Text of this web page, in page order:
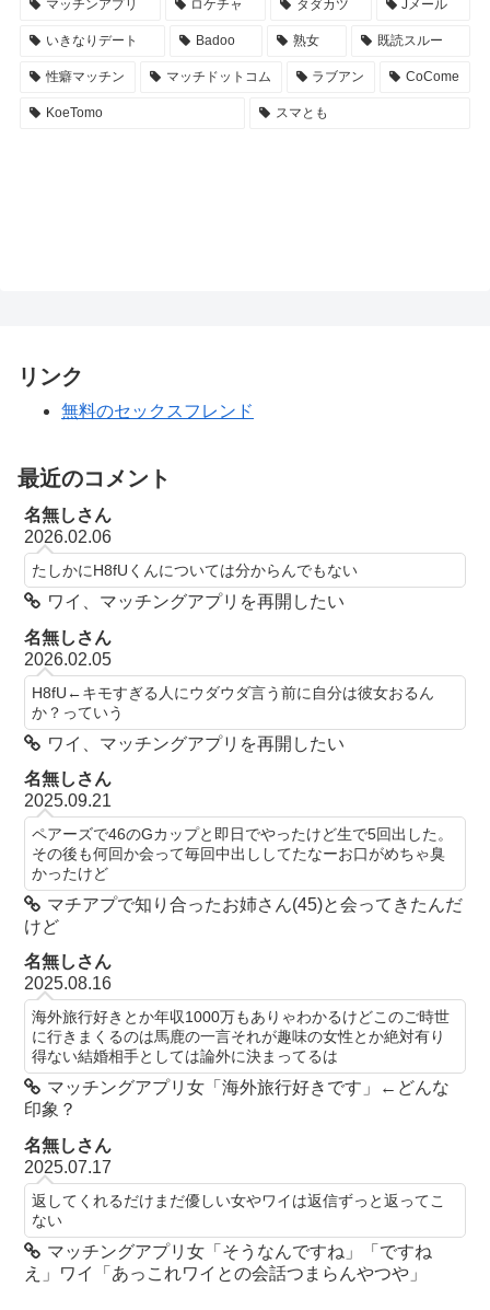
マッチンアプリ ロケチャ タダカツ Jメール
いきなりデート Badoo 熟女 既読スルー
性癖マッチン マッチドットコム ラブアン CoCome
KoeTomo スマとも
リンク
無料のセックスフレンド
最近のコメント
名無しさん
2026.02.06
たしかにH8fUくんについては分からんでもない
ワイ、マッチングアプリを再開したい
名無しさん
2026.02.05
H8fU←キモすぎる人にウダウダ言う前に自分は彼女おるん
か？っていう
ワイ、マッチングアプリを再開したい
名無しさん
2025.09.21
ペアーズで46のGカップと即日でやったけど生で5回出した。
その後も何回か会って毎回中出ししてたなーお口がめちゃ臭
かったけど
マチアプで知り合ったお姉さん(45)と会ってきたんだ
けど
名無しさん
2025.08.16
海外旅行好きとか年収1000万もありゃわかるけどこのご時世
に行きまくるのは馬鹿の一言それが趣味の女性とか絶対有り
得ない結婚相手としては論外に決まってるは
マッチングアプリ女「海外旅行好きです」←どんな
印象？
名無しさん
2025.07.17
返してくれるだけまだ優しい女やワイは返信ずっと返ってこ
ない
マッチングアプリ女「そうなんですね」「ですね
え」ワイ「あっこれワイとの会話つまらんやつや」